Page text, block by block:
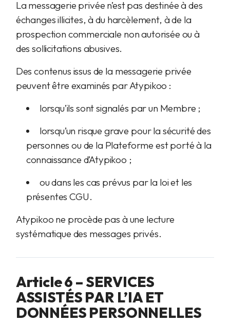
La messagerie privée n’est pas destinée à des
échanges illicites, à du harcèlement, à de la
prospection commerciale non autorisée ou à
des sollicitations abusives.
Des contenus issus de la messagerie privée
peuvent être examinés par Atypikoo :
lorsqu’ils sont signalés par un Membre ;
lorsqu’un risque grave pour la sécurité des
personnes ou de la Plateforme est porté à la
connaissance d’Atypikoo ;
ou dans les cas prévus par la loi et les
présentes CGU.
Atypikoo ne procède pas à une lecture
systématique des messages privés.
Article 6 – SERVICES
ASSISTÉS PAR L’IA ET
DONNÉES PERSONNELLES